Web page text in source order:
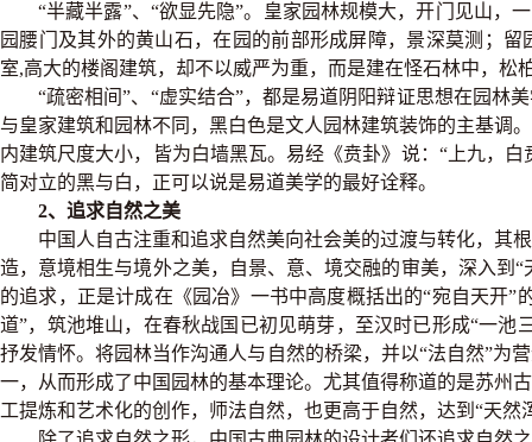
“半藏半露”、“欲显先隐”。皇家园林规模大，开门见山，
园腰门及其外的黄山石，在园的前部形成屏障，景深莫测；
室,高大的楼阁建筑，却不以威严为重，而是建在怪石林中，松
“疏密相间”、“虚实结合”，都是易道阴阳辩证思想在园林
与皇家建筑和园林不同，黑白色是文人园林建筑装饰的主基调
内建筑尺度大小，皆为白墙黑瓦。易经《贲卦》说：“上九，
简对立的黑与白，正可以说是易道美学的最好诠释。
2、追求自然之美
中国人自古注重和追求自然美向社会美的过渡与转化，其
造，意境相生与境外之美，自景、意、境交融的审美，深入到
的追求，正是计成在《园冶》一书中高度概括出的“宛自天开
道”，筑池堆山，在春秋战国已初见萌芽，至汉时已形成“一
抒发情怀。将园林当作沟通人与自然的桥梁，并以“法自然”为
一，从而形成了中国园林的基本理论。尤其值得称道的是苏州
工提炼和艺术化的创作，师法自然，也更高于自然，达到“天